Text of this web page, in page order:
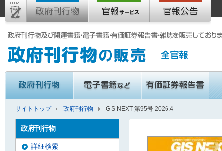
サイトトップ 政府刊行物 GIS NEXT 第95号 2026.4
政府刊行物
詳細検索